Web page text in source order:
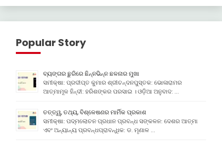
Popular Story
ବ୍ୟଙ୍ଗର ଛୁରିରେ ଛିନ୍ନଭିନ୍ନ ଛଳନାର ମୁଖା
ସମୀକ୍ଷା: ପ୍ରଦୀପ୍ତ କୁମାର ଶ୍ରୀଚନ୍ଦନପୁସ୍ତକ: ଭୋଳାରାମର
ଆତ୍ମାମୂଳ ହିନ୍ଦୀ: ହରିଶଙ୍କର ପରସାଇ । ଓଡ଼ିଆ ଅନୁବାଦ: …
ତତ୍ତ୍ୱ, ତଥ୍ୟ, ବିଶ୍ଳେଷଣର ମାର୍ମିକ ପ୍ରକାଶ
ସମୀକ୍ଷା: ପଦ୍ମଲୋଚନ ପ୍ରଧାନ ପ୍ରବନ୍ଧ ସଙ୍କଳନ: ଦେଶର ଆତ୍ମା
ଏବଂ ଅନ୍ୟାନ୍ୟ ପ୍ରବନ୍ଧପ୍ରାବନ୍ଧିକ: ଡ. ମୃଣାଳ …